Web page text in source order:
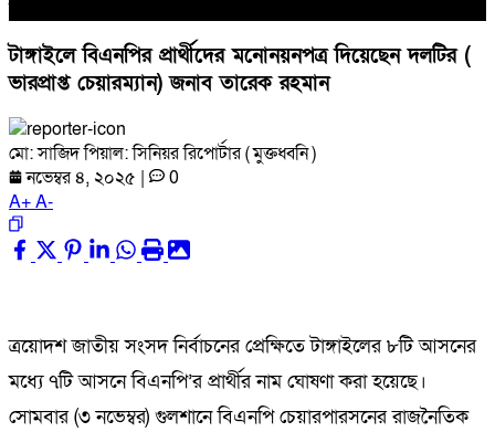
টাঙ্গাইলে বিএনপির প্রার্থীদের মনোনয়নপত্র দিয়েছেন দলটির (
ভারপ্রাপ্ত চেয়ারম্যান) জনাব তারেক রহমান
মো: সাজিদ পিয়াল: সিনিয়র রিপোর্টার ( মুক্তধ্বনি )
নভেম্বর ৪, ২০২৫ |
0
A+A-
ত্রয়োদশ জাতীয় সংসদ নির্বাচনের প্রেক্ষিতে টাঙ্গাইলের ৮টি আসনের
মধ্যে ৭টি আসনে বিএনপি’র প্রার্থীর নাম ঘোষণা করা হয়েছে।
সোমবার (৩ নভেম্বর) গুলশানে বিএনপি চেয়ারপারসনের রাজনৈতিক